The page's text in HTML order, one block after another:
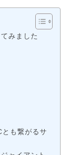
みました
とも繋がるサ